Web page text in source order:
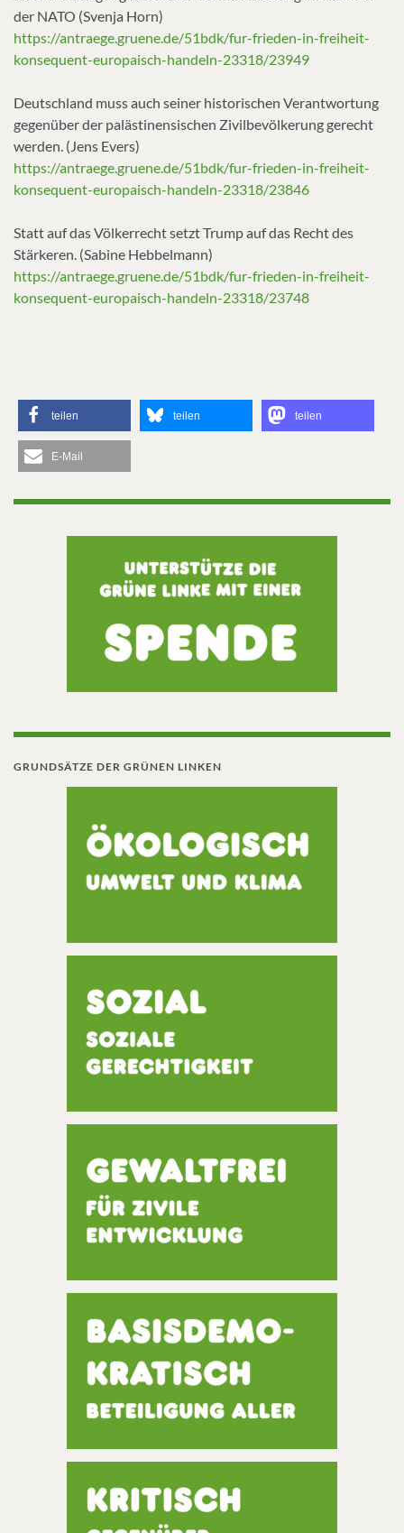
der NATO (Svenja Horn)
https://antraege.gruene.de/51bdk/fur-frieden-in-freiheit-
konsequent-europaisch-handeln-23318/23949
Deutschland muss auch seiner historischen Verantwortung
gegenüber der palästinensischen Zivilbevölkerung gerecht
werden. (Jens Evers)
https://antraege.gruene.de/51bdk/fur-frieden-in-freiheit-
konsequent-europaisch-handeln-23318/23846
Statt auf das Völkerrecht setzt Trump auf das Recht des
Stärkeren. (Sabine Hebbelmann)
https://antraege.gruene.de/51bdk/fur-frieden-in-freiheit-
konsequent-europaisch-handeln-23318/23748
teilen teilen teilen
E-Mail
GRUNDSÄTZE DER GRÜNEN LINKEN